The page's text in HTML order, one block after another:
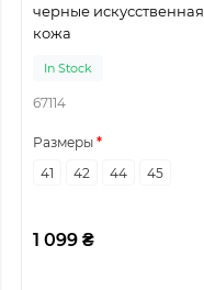
черные искусственная
кожа
In Stock
67114
Размеры
41
42 44 45
1 099 ₴